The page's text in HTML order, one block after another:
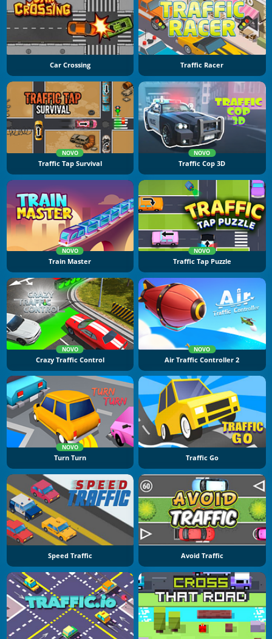
Car Crossing Traffic Racer
NOVO
Traffic Tap Survival
NOVO
Traffic Cop 3D
NOVO
Train Master
NOVO
Traffic Tap Puzzle
NOVO
Crazy Traffic Control
NOVO
Air Traffic Controller 2
NOVO
Turn Turn Traffic Go
Speed Traffic Avoid Traffic